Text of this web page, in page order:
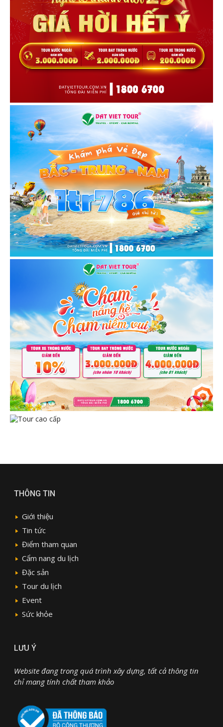
THÔNG TIN
Giới thiệu
Tin tức
Điểm tham quan
Cẩm nang du lịch
Đặc sản
Tour du lịch
Event
Sức khỏe
LƯU Ý
Website đang trong quá trình xây dựng, tất cả thông tin
chỉ mang tính chất tham khảo